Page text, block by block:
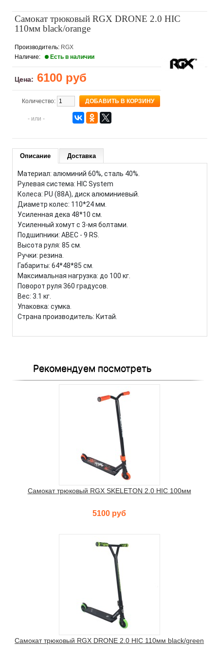
Самокат трюковый RGX DRONE 2.0 HIC
110мм black/orange
Производитель: RGX
Наличие:
Есть в наличии
Цена: 6100 руб
Количество:
- или -
Описание Доставка
Материал: алюминий 60%, сталь 40%.
Рулевая система: HIC System
Колеса: PU (88А), диск алюминиевый.
Диаметр колес: 110*24 мм.
Усиленная дека 48*10 см.
Усиленный хомут с 3-мя болтами.
Подшипники: ABEC - 9 RS.
Высота руля: 85 см.
Ручки: резина.
Габариты: 64*48*85 см.
Максимальная нагрузка: до 100 кг.
Поворот руля 360 градусов.
Вес: 3.1 кг.
Упаковка: сумка.
Страна производитель: Китай.
Рекомендуем посмотреть
Самокат трюковый RGX SKELETON 2.0 HIC 100мм
5100 руб
Самокат трюковый RGX DRONE 2.0 HIC 110мм black/green